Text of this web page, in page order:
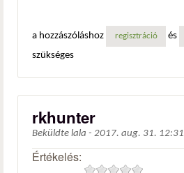
a hozzászóláshoz regisztráció és
szükséges
rkhunter
Beküldte lala - 2017. aug. 31. 12:31
Értékelés: